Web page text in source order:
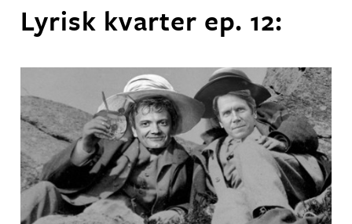
Lyrisk kvarter ep. 12: